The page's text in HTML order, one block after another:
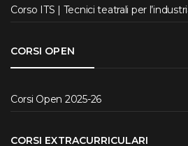
Corso ITS | Tecnici teatrali per
CORSI OPEN
Corsi Open 2025-26
CORSI EXTRACURRICULARI